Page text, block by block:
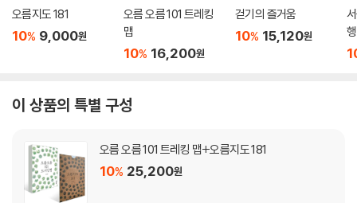
오름지도 181
10% 9,000원
오름 오름 101 트레킹
맵
10% 16,200원
걷기의 즐거움
10% 15,120원
행
이 상품의 특별 구성
오름 오름 101 트레킹 맵+오름지도 181
10% 25,200원